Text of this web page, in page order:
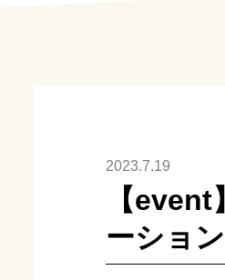
2023.7.19
【
ーショ